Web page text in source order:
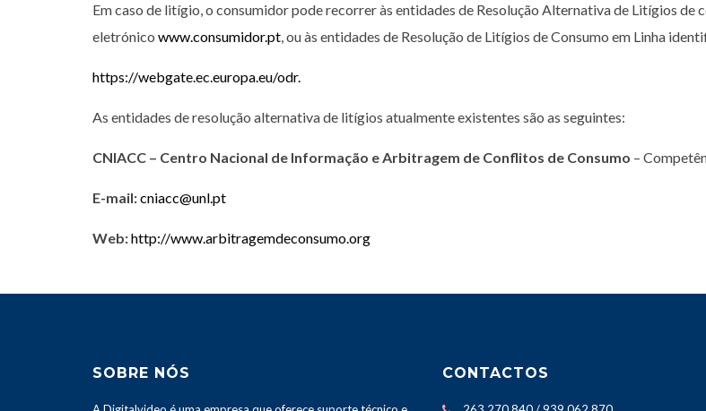
Em caso de litígio, o consumidor pode recorrer às entidades de Resolução Alternativa de Litígios
eletrónico www.consumidor.pt, ou às entidades de Resolução de Litígios de Consumo em Linha
https://webgate.ec.europa.eu/odr.
As entidades de resolução alternativa de litígios atualmente existentes são as seguintes:
CNIACC – Centro Nacional de Informação e Arbitragem de Conflitos de Consumo –
E-mail:cniacc@unl.pt
Web:http://www.arbitragemdeconsumo.org
SOBRE NÓS CONTACTOS